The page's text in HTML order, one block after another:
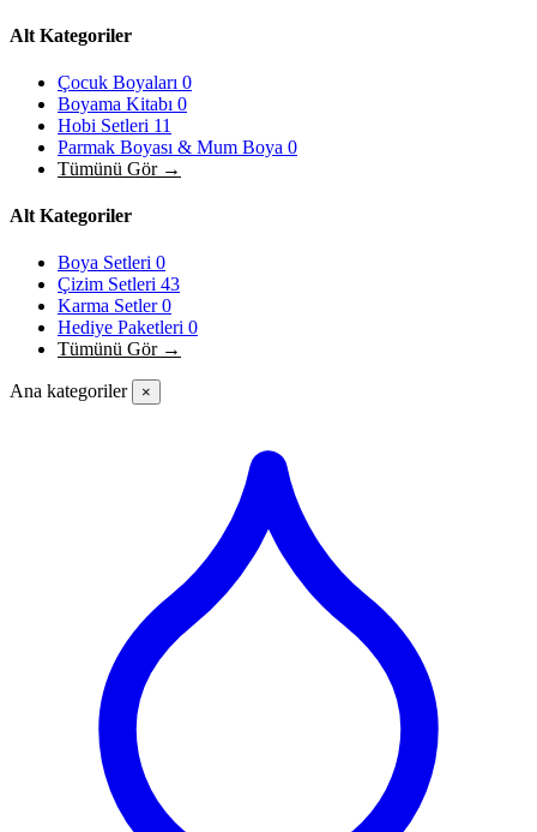
Alt Kategoriler
Çocuk Boyaları 0
Boyama Kitabı 0
Hobi Setleri 11
Parmak Boyası & Mum Boya 0
Tümünü Gör →
Alt Kategoriler
Boya Setleri 0
Çizim Setleri 43
Karma Setler0
Hediye Paketleri 0
Tümünü Gör →
Ana kategoriler ×